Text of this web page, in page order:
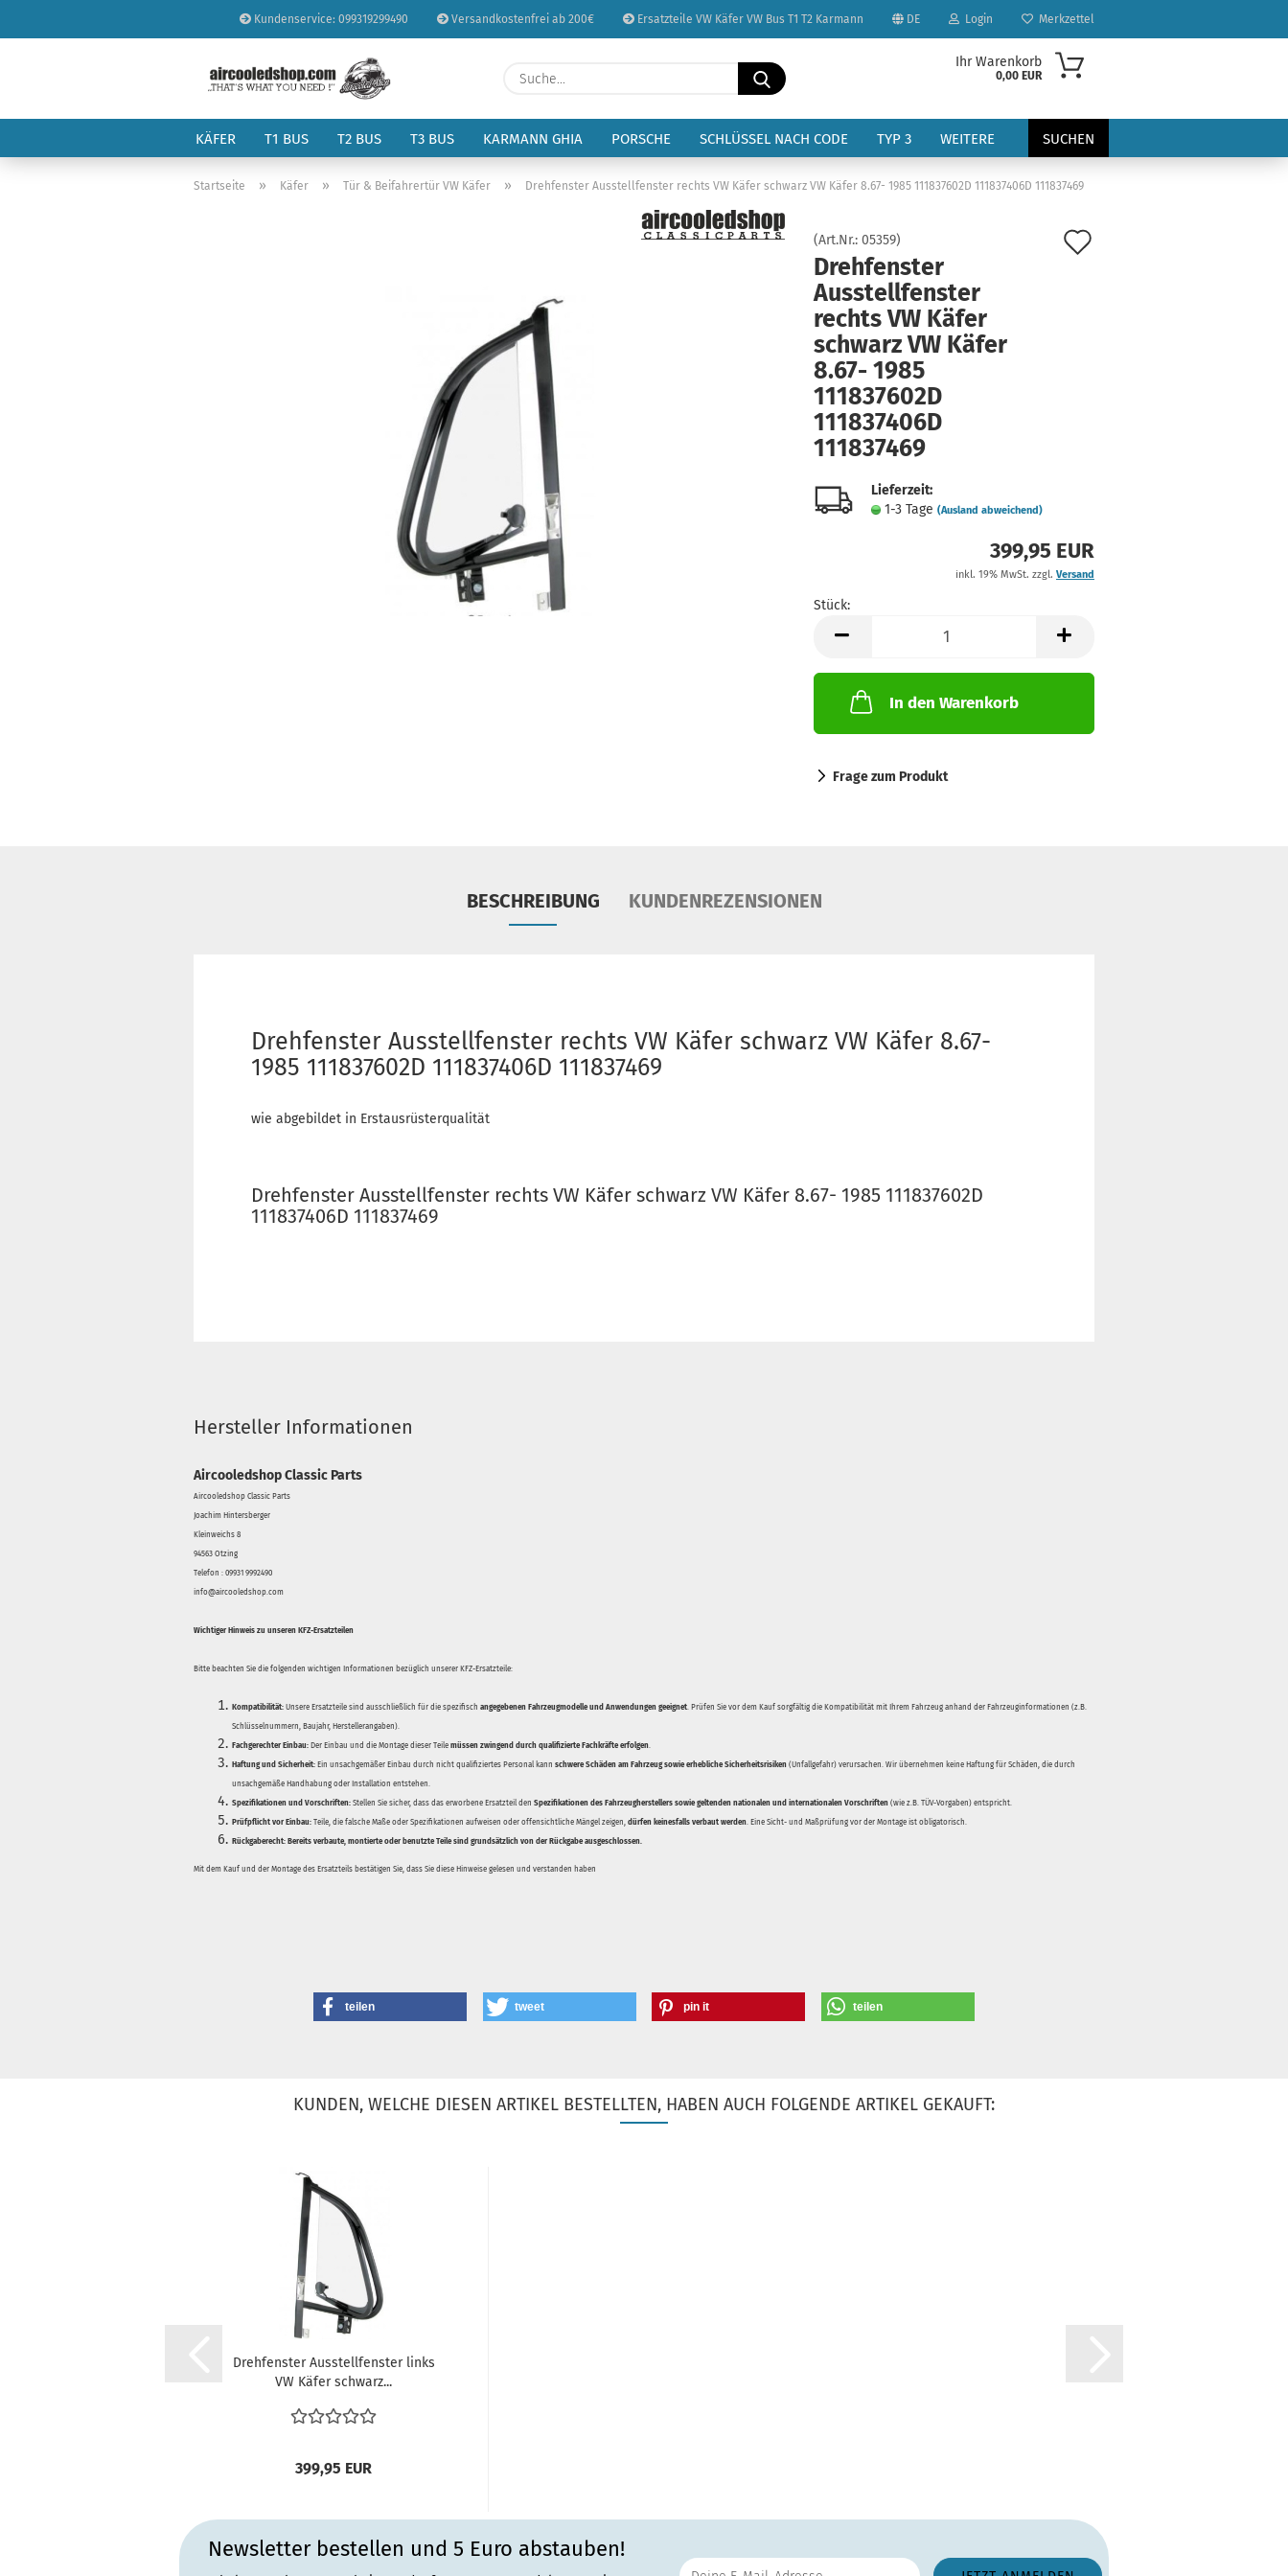
Kundenservice: 099319299490 Versandkostenfrei ab 200€ Ersatzteile VW Käfer VW Bus T1 T2 Karmann DE
Sprache auswählen
Lieferland
Login
Passwort
Konto erstellen
Passwort vergessen?
Merkzettel
Suche...
Ihr Warenkorb
0,00 EUR
KÄFER T1 BUS T2 BUS T3 BUS KARMANN GHIA PORSCHE SCHLÜSSEL NACH CODE TYP 3 SUCHEN
WEITERE
Startseite » Käfer » Tür & Beifahrertür VW Käfer » Drehfenster Ausstellfenster rechts VW Käfer schwarz VW Käfer 8.67- 1985 111837602D 111837406D 111837469
(Art.Nr.: 05359)
Drehfenster
Ausstellfenster
rechts VW Käfer
schwarz VW Käfer
8.67- 1985
111837602D
111837406D
111837469
Lieferzeit:
1-3 Tage (Ausland abweichend)
399,95 EUR
inkl. 19% MwSt. zzgl. Versand
Stück:
Stück
In den Warenkorb
Frage zum Produkt
BESCHREIBUNG KUNDENREZENSIONEN
Drehfenster Ausstellfenster rechts VW Käfer schwarz VW Käfer 8.67-
1985 111837602D 111837406D 111837469
wie abgebildet in Erstausrüsterqualität
Drehfenster Ausstellfenster rechts VW Käfer schwarz VW Käfer 8.67- 1985 111837602D
111837406D 111837469
Hersteller Informationen
Aircooledshop Classic Parts
Aircooledshop Classic Parts
Joachim Hintersberger
Kleinweichs 8
94563 Otzing
Telefon : 09931 9992490
info@aircooledshop.com
Wichtiger Hinweis zu unseren KFZ-Ersatzteilen
Bitte beachten Sie die folgenden wichtigen Informationen bezüglich unserer KFZ-Ersatzteile:
Kompatibilität: Unsere Ersatzteile sind ausschließlich für die spezifisch angegebenen Fahrzeugmodelle und Anwendungen geeignet. Prüfen Sie vor dem Kauf sorgfältig die Kompatibilität mit Ihrem Fahrzeug anhand der Fahrzeuginformationen (z.B.
Schlüsselnummern, Baujahr, Herstellerangaben).
Fachgerechter Einbau: Der Einbau und die Montage dieser Teile müssen zwingend durch qualifizierte Fachkräfte erfolgen.
Haftung und Sicherheit: Ein unsachgemäßer Einbau durch nicht qualifiziertes Personal kann schwere Schäden am Fahrzeug sowie erhebliche Sicherheitsrisiken (Unfallgefahr) verursachen. Wir übernehmen keine Haftung für Schäden, die durch
unsachgemäße Handhabung oder Installation entstehen.
Spezifikationen und Vorschriften: Stellen Sie sicher, dass das erworbene Ersatzteil den Spezifikationen des Fahrzeugherstellers sowie geltenden nationalen und internationalen Vorschriften (wie z.B. TÜV-Vorgaben) entspricht.
Prüfpflicht vor Einbau: Teile, die falsche Maße oder Spezifikationen aufweisen oder offensichtliche Mängel zeigen, dürfen keinesfalls verbaut werden. Eine Sicht- und Maßprüfung vor der Montage ist obligatorisch.
Rückgaberecht: Bereits verbaute, montierte oder benutzte Teile sind grundsätzlich von der Rückgabe ausgeschlossen.
Mit dem Kauf und der Montage des Ersatzteils bestätigen Sie, dass Sie diese Hinweise gelesen und verstanden haben
teilen tweet pin it teilen
KUNDEN, WELCHE DIESEN ARTIKEL BESTELLTEN, HABEN AUCH FOLGENDE ARTIKEL GEKAUFT:
Drehfenster Ausstellfenster links
VW Käfer schwarz...
399,95 EUR
Newsletter bestellen und 5 Euro abstauben!